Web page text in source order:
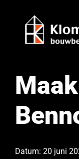
Datum: 20 juni